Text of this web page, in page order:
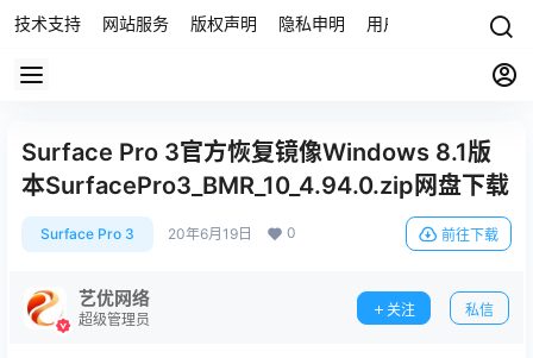
技术支持 网站服务 版权声明 隐私申明 用户协议 联系我们
Surface Pro 3官方恢复镜像Windows 8.1版
本SurfacePro3_BMR_10_4.94.0.zip网盘下载
Surface Pro 3 20年6月19日 0 前往下载
艺优网络
超级管理员
关注 私信